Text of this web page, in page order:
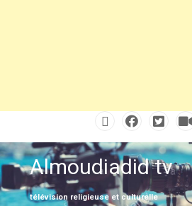
content
Almoudiadid tv
télévision religieuse et culturelle